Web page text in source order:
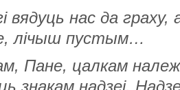
вядуць нас да
лічыш пустым…
Пане, цалкам
знакам надзеі.